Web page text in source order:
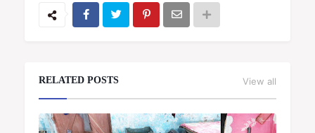
RELATED POSTS View all